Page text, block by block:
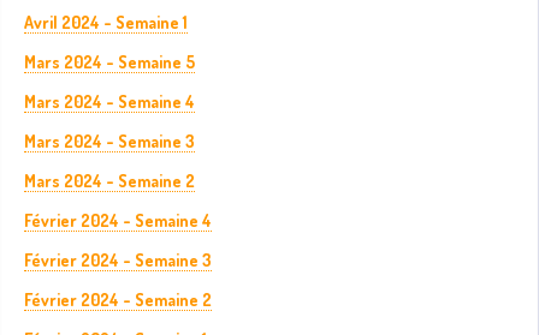
Avril 2024 - Semaine 1
Mars 2024 - Semaine 5
Mars 2024 - Semaine 4
Mars 2024 - Semaine 3
Mars 2024 - Semaine 2
Février 2024 - Semaine 4
Février 2024 - Semaine 3
Février 2024 - Semaine 2